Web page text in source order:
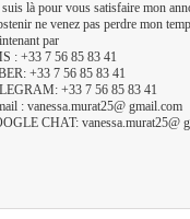
là pour vous satisfaire mon
ne venez pas perdre mon
par
: +33 7 56 85 83 41
+33 7 56 85 83 41
+33 7 56 85 83 41
: vanessa.murat25@ gmail.com
CHAT: vanessa.murat25@